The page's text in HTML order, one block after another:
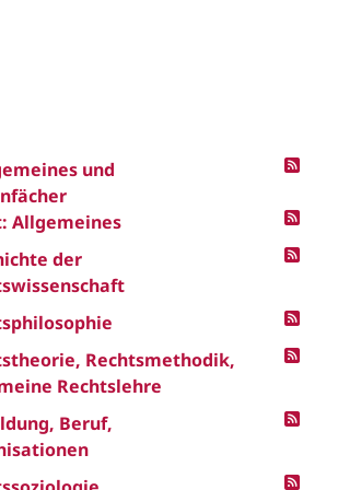
und
Allgemeines
der
Rechtsmethodik,
Rechtslehre
Beruf,